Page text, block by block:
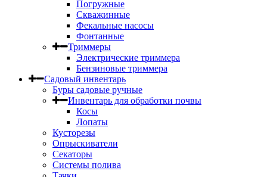
Погружные
Скважинные
Фекальные насосы
Фонтанные
Триммеры
Электрические триммера
Бензиновые триммера
Садовый инвентарь
Буры садовые ручные
Инвентарь для обработки почвы
Косы
Лопаты
Кусторезы
Опрыскиватели
Секаторы
Системы полива